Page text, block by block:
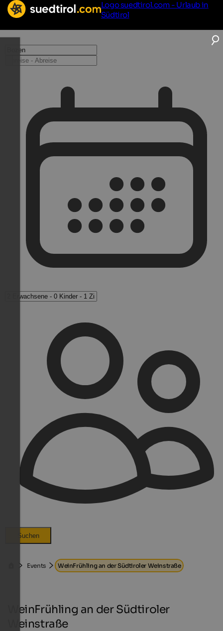
Logo suedtirol.com - Urlaub in
Südtirol
Suchen
Events WeinFrühling an der Südtiroler Weinstraße
WeinFrühling an der Südtiroler
Weinstraße